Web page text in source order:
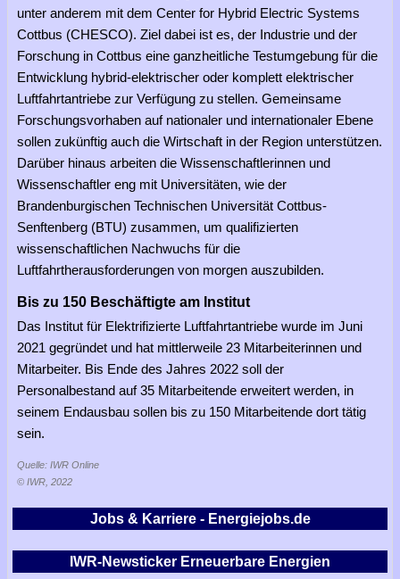
unter anderem mit dem Center for Hybrid Electric Systems
Cottbus (CHESCO). Ziel dabei ist es, der Industrie und der
Forschung in Cottbus eine ganzheitliche Testumgebung für die
Entwicklung hybrid-elektrischer oder komplett elektrischer
Luftfahrtantriebe zur Verfügung zu stellen. Gemeinsame
Forschungsvorhaben auf nationaler und internationaler Ebene
sollen zukünftig auch die Wirtschaft in der Region unterstützen.
Darüber hinaus arbeiten die Wissenschaftlerinnen und
Wissenschaftler eng mit Universitäten, wie der
Brandenburgischen Technischen Universität Cottbus-
Senftenberg (BTU) zusammen, um qualifizierten
wissenschaftlichen Nachwuchs für die
Luftfahrtherausforderungen von morgen auszubilden.
Bis zu 150 Beschäftigte am Institut
Das Institut für Elektrifizierte Luftfahrtantriebe wurde im Juni
2021 gegründet und hat mittlerweile 23 Mitarbeiterinnen und
Mitarbeiter. Bis Ende des Jahres 2022 soll der
Personalbestand auf 35 Mitarbeitende erweitert werden, in
seinem Endausbau sollen bis zu 150 Mitarbeitende dort tätig
sein.
Quelle: IWR Online
© IWR, 2022
Jobs & Karriere - Energiejobs.de
IWR-Newsticker Erneuerbare Energien